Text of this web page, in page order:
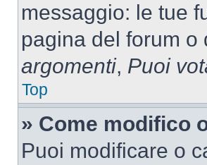
messaggio: le tue
pagina del forum o
argomenti, Puoi
Top
» Come modifico
Puoi modificare o